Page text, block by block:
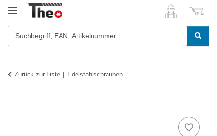
Zurück zur Liste Edelstahlschrauben